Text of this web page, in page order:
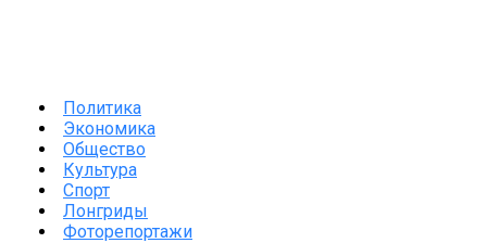
Политика
Экономика
Общество
Культура
Спорт
Лонгриды
Фоторепортажи